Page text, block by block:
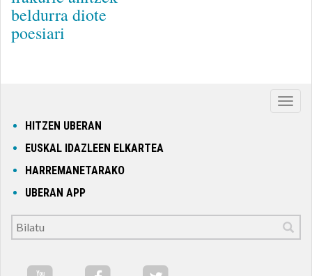
beldurra diote
poesiari
HITZEN UBERAN
EUSKAL IDAZLEEN ELKARTEA
HARREMANETARAKO
UBERAN APP